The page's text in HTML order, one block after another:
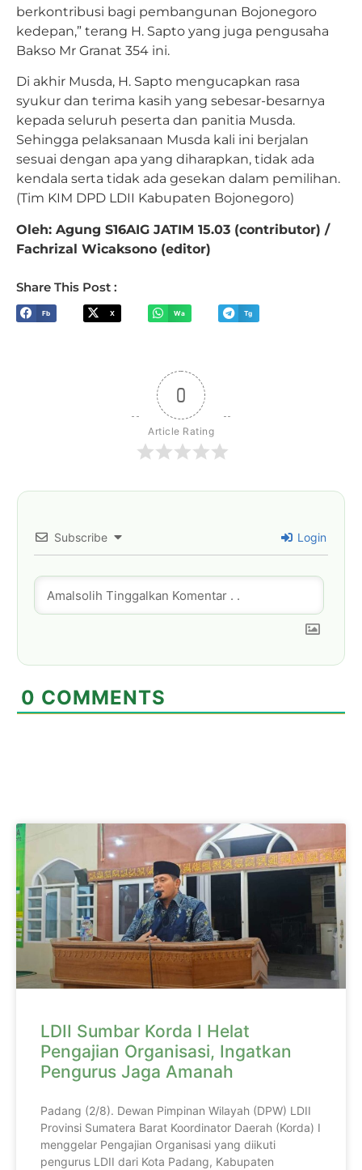
berkontribusi bagi pembangunan Bojonegoro
kedepan,” terang H. Sapto yang juga pengusaha
Bakso Mr Granat 354 ini.
Di akhir Musda, H. Sapto mengucapkan rasa
syukur dan terima kasih yang sebesar-besarnya
kepada seluruh peserta dan panitia Musda.
Sehingga pelaksanaan Musda kali ini berjalan
sesuai dengan apa yang diharapkan, tidak ada
kendala serta tidak ada gesekan dalam pemilihan.
(Tim KIM DPD LDII Kabupaten Bojonegoro)
Oleh: Agung S16AIG JATIM 15.03 (contributor) /
Fachrizal Wicaksono (editor)
Share This Post :
Fb X Wa Tg
0
Article Rating
Subscribe Login
0 COMMENTS
LDII Sumbar Korda I Helat
Pengajian Organisasi, Ingatkan
Pengurus Jaga Amanah
Padang (2/8). Dewan Pimpinan Wilayah (DPW) LDII
Provinsi Sumatera Barat Koordinator Daerah (Korda) I
menggelar Pengajian Organisasi yang diikuti
pengurus LDII dari Kota Padang, Kabupaten